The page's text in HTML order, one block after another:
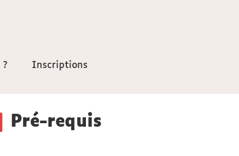
?
? Inscriptions
Inscriptions
Pré-requis